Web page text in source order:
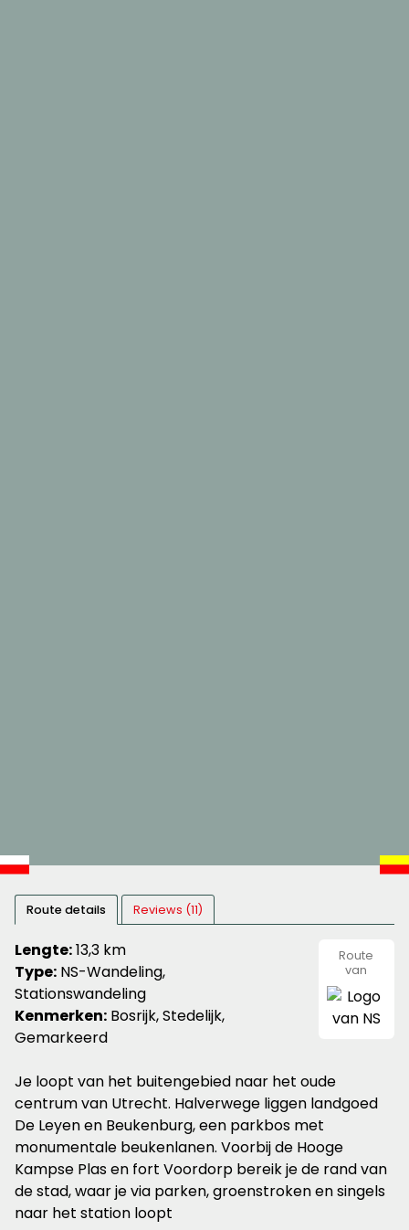
Route details Reviews (11)
Lengte:13,3 km
Type: NS-Wandeling,
Stationswandeling
Kenmerken: Bosrijk, Stedelijk,
Gemarkeerd
Route
van
Je loopt van het buitengebied naar het oude
centrum van Utrecht. Halverwege liggen landgoed
De Leyen en Beukenburg, een parkbos met
monumentale beukenlanen. Voorbij de Hooge
Kampse Plas en fort Voordorp bereik je de rand van
de stad, waar je via parken, groenstroken en singels
naar het station loopt